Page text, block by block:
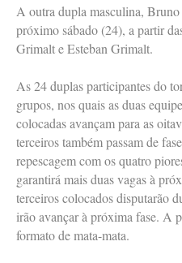
A outra dupla masculina,
próximo sábado (24), a partir
Grimalt e Esteban Grimalt.
As 24 duplas participantes do
grupos, nos quais as duas
colocadas avançam para as
terceiros também passam de
repescagem com os quatro
garantirá mais duas vagas à
terceiros colocados disputarão
irão avançar à próxima fase. A
formato de mata-mata.